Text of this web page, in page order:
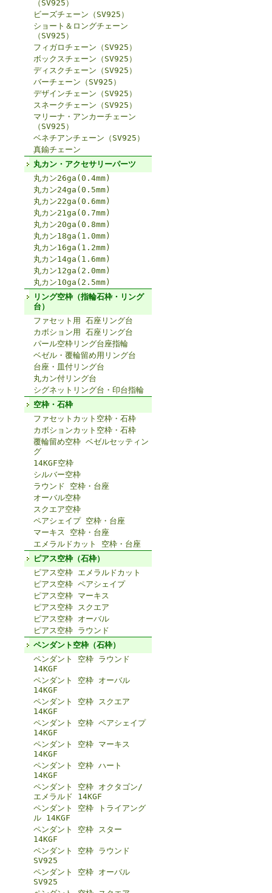
（SV925）
ビーズチェーン（SV925）
ショート＆ロングチェーン
（SV925）
フィガロチェーン（SV925）
ボックスチェーン（SV925）
ディスクチェーン（SV925）
バーチェーン（SV925）
デザインチェーン（SV925）
スネークチェーン（SV925）
マリーナ・アンカーチェーン
（SV925）
ベネチアンチェーン（SV925）
真鍮チェーン
丸カン・アクセサリーパーツ
丸カン26ga(0.4mm)
丸カン24ga(0.5mm)
丸カン22ga(0.6mm)
丸カン21ga(0.7mm)
丸カン20ga(0.8mm)
丸カン18ga(1.0mm)
丸カン16ga(1.2mm)
丸カン14ga(1.6mm)
丸カン12ga(2.0mm)
丸カン10ga(2.5mm)
リング空枠（指輪石枠・リング
台）
ファセット用 石座リング台
カボション用 石座リング台
パール空枠リング台座指輪
ベゼル・覆輪留め用リング台
台座・皿付リング台
丸カン付リング台
シグネットリング台・印台指輪
空枠・石枠
ファセットカット空枠・石枠
カボションカット空枠・石枠
覆輪留め空枠 ベゼルセッティン
グ
14KGF空枠
シルバー空枠
ラウンド 空枠・台座
オーバル空枠
スクエア空枠
ペアシェイプ 空枠・台座
マーキス 空枠・台座
エメラルドカット 空枠・台座
ピアス空枠（石枠）
ピアス空枠 エメラルドカット
ピアス空枠 ペアシェイプ
ピアス空枠 マーキス
ピアス空枠 スクエア
ピアス空枠 オーバル
ピアス空枠 ラウンド
ペンダント空枠（石枠）
ペンダント 空枠 ラウンド
14KGF
ペンダント 空枠 オーバル
14KGF
ペンダント 空枠 スクエア
14KGF
ペンダント 空枠 ペアシェイプ
14KGF
ペンダント 空枠 マーキス
14KGF
ペンダント 空枠 ハート
14KGF
ペンダント 空枠 オクタゴン/
エメラルド 14KGF
ペンダント 空枠 トライアング
ル 14KGF
ペンダント 空枠 スター
14KGF
ペンダント 空枠 ラウンド
SV925
ペンダント 空枠 オーバル
SV925